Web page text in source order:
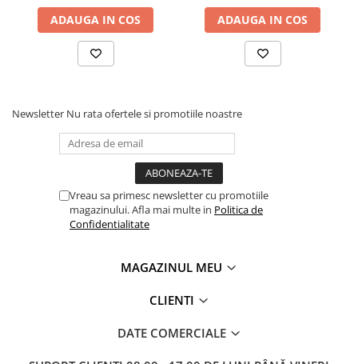
Dispozitiv de testare
Indicatoare înălțime
Indicator cadran / Baze magnetice
Micrometru de adancime
Micrometru de interior
Placi de granit de suprafață
Instrumente de găurit
ADAUGA IN COS ADAUGA IN COS
Newsletter Nu rata ofertele si promotiile noastre
Vreau sa primesc newsletter cu promotiile
magazinului. Afla mai multe in Politica de
Confidentialitate
MAGAZINUL MEU
CLIENTI
DATE COMERCIALE